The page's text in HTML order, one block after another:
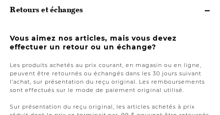
Retours et échanges
Vous aimez nos articles, mais vous devez
effectuer un retour ou un échange?
Les produits achetés au prix courant, en magasin ou en ligne,
peuvent être retournés ou échangés dans les 30 jours suivant
l’achat, sur présentation du reçu original. Les remboursements
sont effectués sur le mode de paiement original utilisé.
Sur présentation du reçu original, les articles achetés à prix